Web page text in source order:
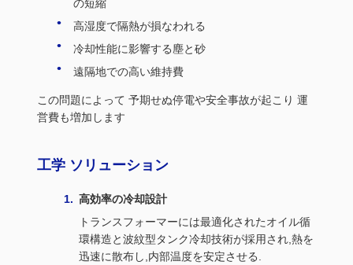
の短縮
高湿度で隔熱が損なわれる
冷却性能に影響する塵と砂
遠隔地での高い維持費
この問題によって 予期せぬ停電や安全事故が起こり 運
営費も増加します
工学 ソリューション
高効率の冷却設計
トランスフォーマーには最適化されたオイル循
環構造と波紋型タンク冷却技術が採用され,熱を
迅速に散布し,内部温度を安定させる.